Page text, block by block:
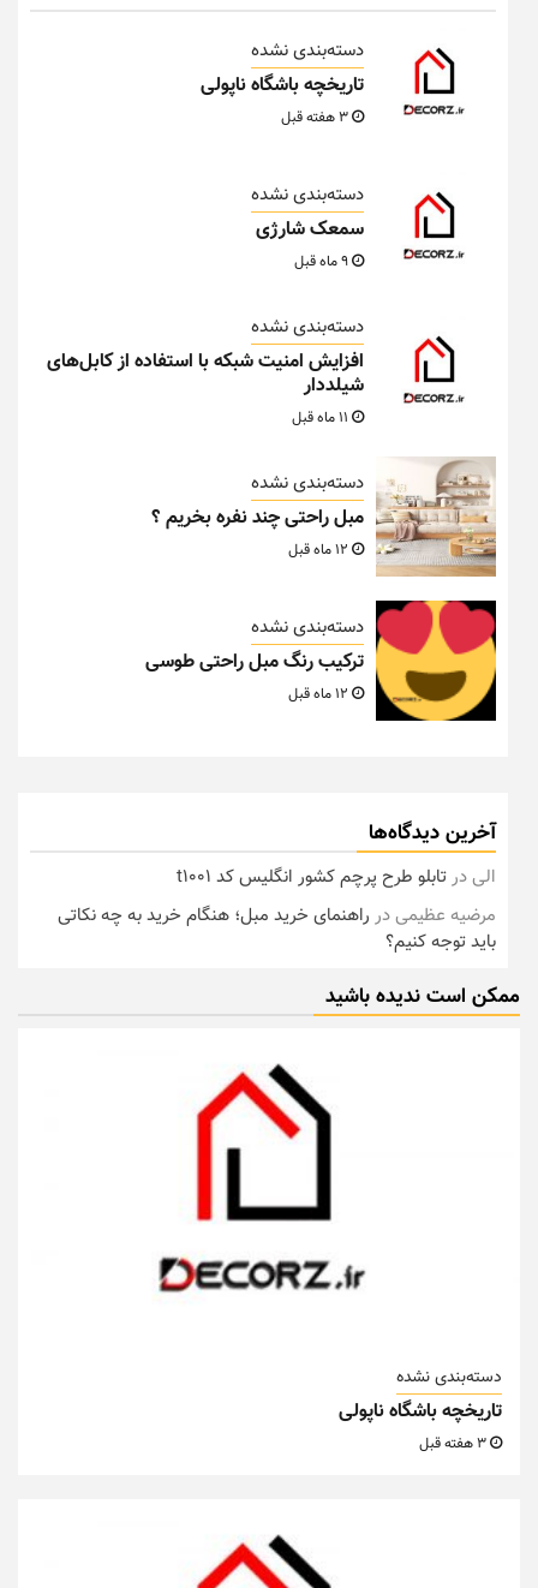
دسته‌بندی نشده
تاریخچه باشگاه ناپولی
دسته‌بندی نشده
سمعک شارژی
دسته‌بندی نشده
افزایش امنیت شبکه با استفاده از کابل‌های
شیلددار
دسته‌بندی نشده
مبل راحتی چند نفره بخریم ؟
دسته‌بندی نشده
ترکیب رنگ مبل راحتی طوسی
آخرین دیدگاه‌ها
الیدرتابلو طرح پرچم کشور انگلیس کد t1001
مرضیه عظیمیدر راهنمای خرید مبل؛ هنگام خرید به چه نکاتی
باید توجه کنیم؟
ممکن است ندیده باشید
دسته‌بندی نشده
تاریخچه باشگاه ناپولی